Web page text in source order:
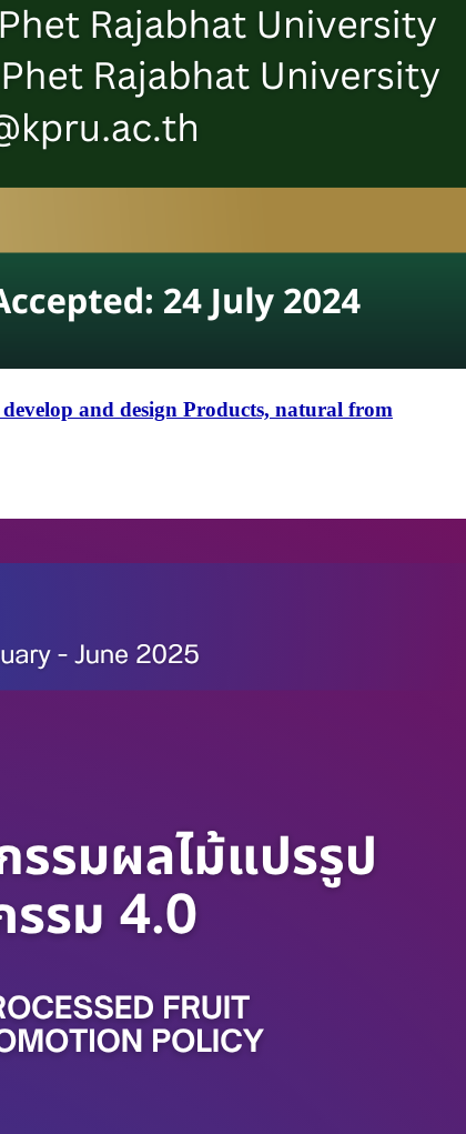
develop and design Products, natural from